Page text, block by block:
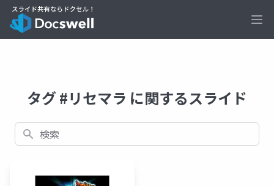
タグ #リセマラ に関するスライド
検索